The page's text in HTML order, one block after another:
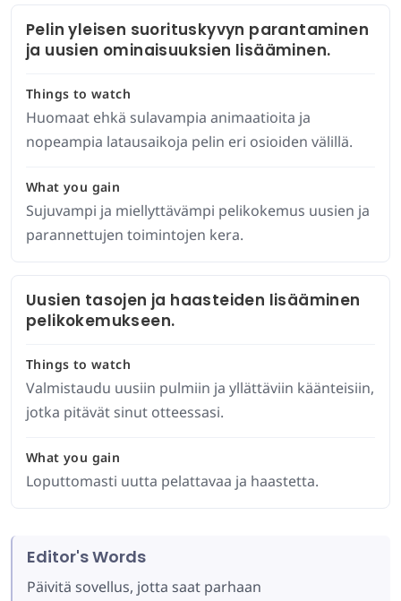
Pelin yleisen suorituskyvyn parantaminen
ja uusien ominaisuuksien lisääminen.
Things to watch
Huomaat ehkä sulavampia animaatioita ja
nopeampia latausaikoja pelin eri osioiden välillä.
What you gain
Sujuvampi ja miellyttävämpi pelikokemus uusien ja
parannettujen toimintojen kera.
Uusien tasojen ja haasteiden lisääminen
pelikokemukseen.
Things to watch
Valmistaudu uusiin pulmiin ja yllättäviin käänteisiin,
jotka pitävät sinut otteessasi.
What you gain
Loputtomasti uutta pelattavaa ja haastetta.
Editor's Words
Päivitä sovellus, jotta saat parhaan